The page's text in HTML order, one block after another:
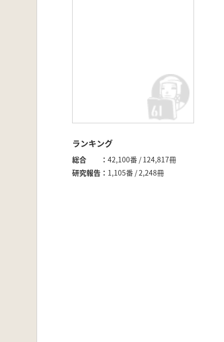
ランキング
総合
42,100番 / 124,817冊
研究報告
1,105番 / 2,248冊